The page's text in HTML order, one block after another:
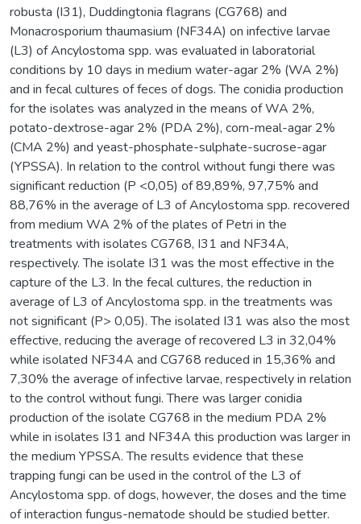
robusta (I31), Duddingtonia flagrans (CG768) and
Monacrosporium thaumasium (NF34A) on infective larvae
(L3) of Ancylostoma spp. was evaluated in laboratorial
conditions by 10 days in medium water-agar 2% (WA 2%)
and in fecal cultures of feces of dogs. The conidia production
for the isolates was analyzed in the means of WA 2%,
potato-dextrose-agar 2% (PDA 2%), corn-meal-agar 2%
(CMA 2%) and yeast-phosphate-sulphate-sucrose-agar
(YPSSA). In relation to the control without fungi there was
significant reduction (P <0,05) of 89,89%, 97,75% and
88,76% in the average of L3 of Ancylostoma spp. recovered
from medium WA 2% of the plates of Petri in the
treatments with isolates CG768, I31 and NF34A,
respectively. The isolate I31 was the most effective in the
capture of the L3. In the fecal cultures, the reduction in
average of L3 of Ancylostoma spp. in the treatments was
not significant (P> 0,05). The isolated I31 was also the most
effective, reducing the average of recovered L3 in 32,04%
while isolated NF34A and CG768 reduced in 15,36% and
7,30% the average of infective larvae, respectively in relation
to the control without fungi. There was larger conidia
production of the isolate CG768 in the medium PDA 2%
while in isolates I31 and NF34A this production was larger in
the medium YPSSA. The results evidence that these
trapping fungi can be used in the control of the L3 of
Ancylostoma spp. of dogs, however, the doses and the time
of interaction fungus-nematode should be studied better.